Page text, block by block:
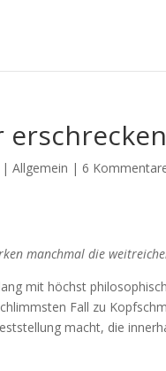
|Allgemein |6
manchmal die
mit höchst
Fall zu
macht, die